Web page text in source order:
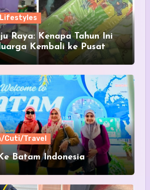
Raya: Kenapa Tahun Ini
Kembali ke Pusat
Hari?
Cuti/Travel
Batam Indonesia